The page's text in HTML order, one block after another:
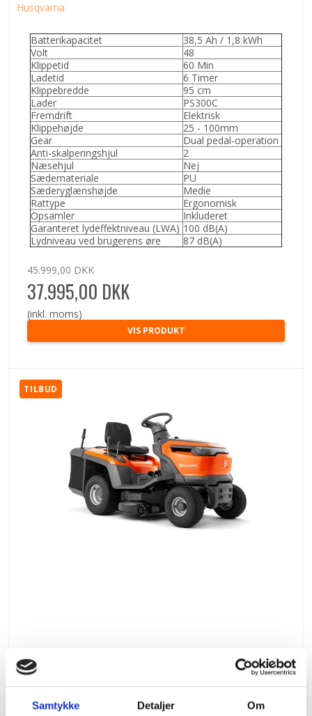
Samtykke Detaljer Om
Husqvarna
Batterikapacitet
38,5 Ah / 1,8 kWh
Volt
48
Klippetid
60 Min
Ladetid
6 Timer
Klippebredde
95 cm
Lader
PS300C
Fremdrift
Elektrisk
Klippehøjde
25 - 100mm
Gear
Dual pedal-operation
Anti-skalperingshjul
2
Næsehjul
Nej
Sædemateriale
PU
Sæderyglænshøjde
Medie
Rattype
Ergonomisk
Opsamler
Inkluderet
Garanteret lydeffektniveau (LWA) 100 dB(A)
Lydniveau ved brugerens øre
87 dB(A)
45.999,00 DKK
37.995,00 DKK
(inkl. moms)
VIS PRODUKT
TILBUD
Husqvarna TC 112 havetraktor
Husqvarna